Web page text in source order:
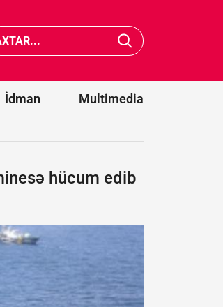
İdman Multimedia
hücum edib